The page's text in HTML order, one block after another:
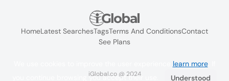
HomeLatest SearchesTagsTerms And ConditionsContact
See Plans
iGlobal.co @ 2024
learn more. If
you continue browsing you accept their use.
Understood